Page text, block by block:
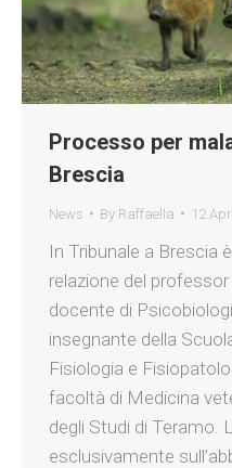
Processo per
Brescia
News By Raffaella 12
In Tribunale a Brescia
relazione del
docente di
insegnante della
Fisiologia e
facoltà di Medicina
degli Studi di Teramo.
esclusivamente